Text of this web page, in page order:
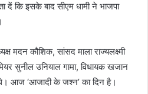
दें कि इसके बाद सीएम धामी ने भाजपा
मदन कौशिक, सांसद माला राज्यलक्ष्मी
सुनील उनियाल गामा, विधायक खजान
थे। आज ‘आजादी के जश्न’ का दिन है।